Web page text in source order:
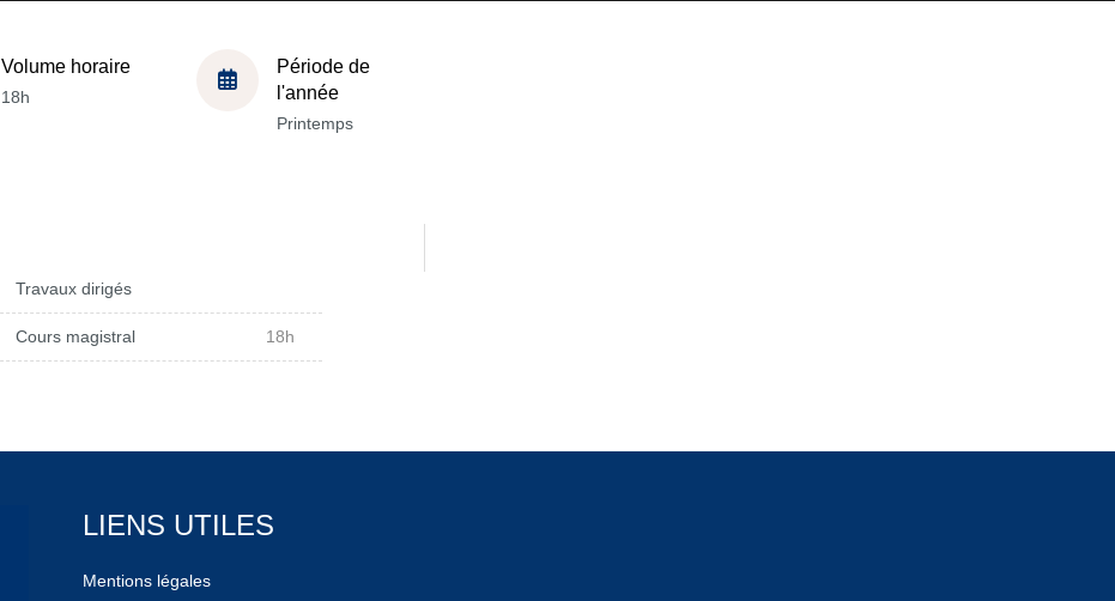
Volume horaire
18h
Période de
l'année
Printemps
Travaux dirigés
Cours magistral 18h
LIENS UTILES
Mentions légales